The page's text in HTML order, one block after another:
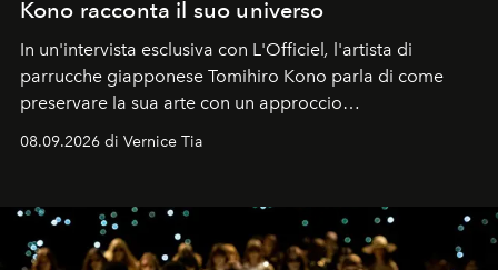
Kono racconta il suo universo
In un'intervista esclusiva con L'Officiel, l'artista di
parrucche giapponese Tomihiro Kono parla di come
preservare la sua arte con un approccio
contemporaneo.
08.09.2026 di Vernice Tia